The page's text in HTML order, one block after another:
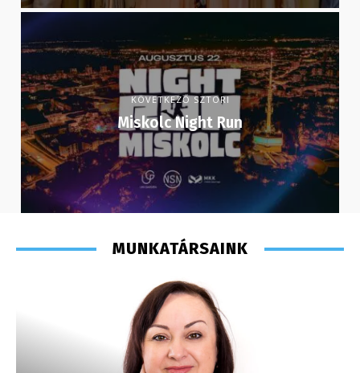
KÖVETKEZŐ SZTORI
Miskolc Night Run
MUNKATÁRSAINK